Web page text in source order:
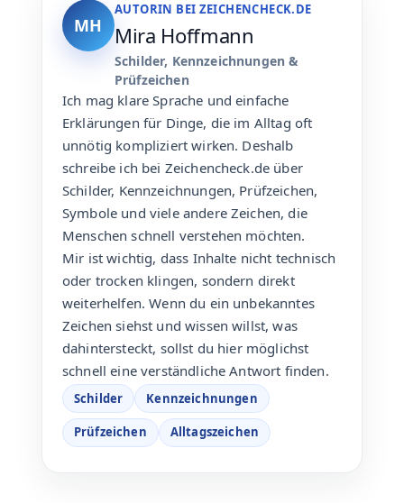
MH
AUTORIN BEI ZEICHENCHECK.DE
Mira Hoffmann
Schilder, Kennzeichnungen &
Prüfzeichen
Ich mag klare Sprache und einfache
Erklärungen für Dinge, die im Alltag oft
unnötig kompliziert wirken. Deshalb
schreibe ich bei Zeichencheck.de über
Schilder, Kennzeichnungen, Prüfzeichen,
Symbole und viele andere Zeichen, die
Menschen schnell verstehen möchten.
Mir ist wichtig, dass Inhalte nicht technisch
oder trocken klingen, sondern direkt
weiterhelfen. Wenn du ein unbekanntes
Zeichen siehst und wissen willst, was
dahintersteckt, sollst du hier möglichst
schnell eine verständliche Antwort finden.
Schilder Kennzeichnungen
Prüfzeichen Alltagszeichen